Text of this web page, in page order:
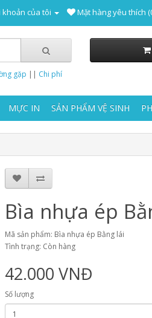
khoản của tôi Mặt hàng yêu thích
gặp || Chi phí
MỰC IN SẢN PHẨM VỆ SINH
Bìa nhựa ép
Mã sản phẩm: Bìa nhựa ép Bằng lái
Tình trạng: Còn hàng
42.000 VNĐ
Số lượng